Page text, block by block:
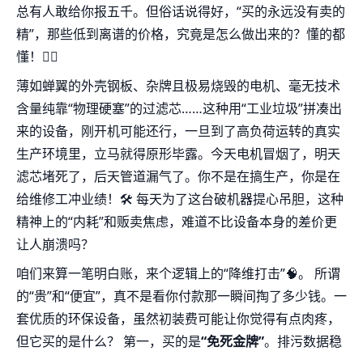
总有人敢给你报五千。但俗话说得好，“买的永远没有卖的
精”，那些低到离谱的价格，究竟是怎么做出来的？懂的都
懂！🤷‍♂️
薄如蝉翼的外壳钢板、杂牌且极易烧毁的电机、毫无技术
含量纯靠“物理硬塞”的过滤芯……这种用“工业垃圾”拼凑出
来的设备，刚开机可能还行，一旦到了高负荷运转的真实
生产环境里，立马就得原形毕露。今天电机冒烟了，明天
滤芯堵死了，后天管道漏气了。你不是在搞生产，你是在
给维修工冲业绩！🛠️ 每天为了这台破机器提心吊胆，这种
精神上的“内耗”和贩卖焦虑，难道不比设备本身的差价更
让人崩溃吗？
咱们来算一笔明白账，来个逻辑上的“降维打击”🧠。 所谓
的“贵”和“便宜”，真不是看你付款那一瞬间掏了多少钱。一
套优质的环保设备，虽然初装费可能让你觉得有点肉疼，
但它买的是什么？ 第一，买的是“免死金牌”。排污数据稳